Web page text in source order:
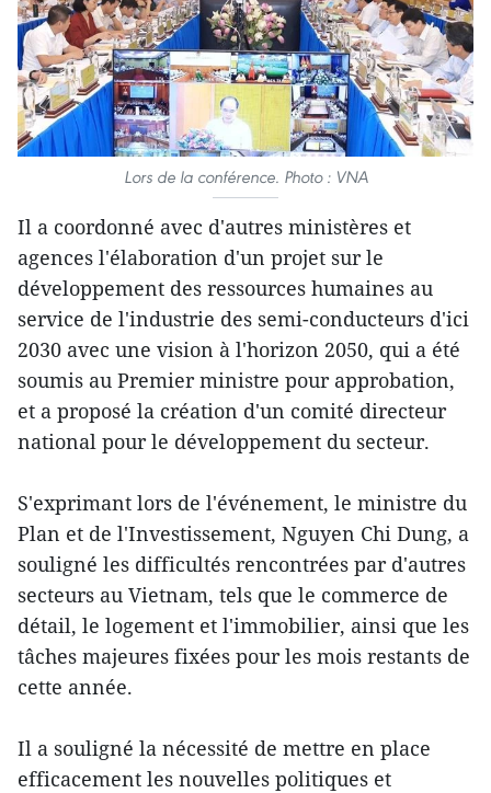
Lors de la conférence. Photo : VNA
Il a coordonné avec d'autres ministères et
agences l'élaboration d'un projet sur le
développement des ressources humaines au
service de l'industrie des semi-conducteurs d'ici
2030 avec une vision à l'horizon 2050, qui a été
soumis au Premier ministre pour approbation,
et a proposé la création d'un comité directeur
national pour le développement du secteur.
S'exprimant lors de l'événement, le ministre du
Plan et de l'Investissement, Nguyen Chi Dung, a
souligné les difficultés rencontrées par d'autres
secteurs au Vietnam, tels que le commerce de
détail, le logement et l'immobilier, ainsi que les
tâches majeures fixées pour les mois restants de
cette année.
Il a souligné la nécessité de mettre en place
efficacement les nouvelles politiques et